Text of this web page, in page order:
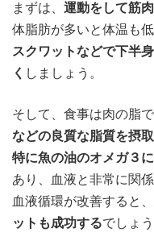
まずは、 運動をして筋
体脂肪が多いと体温も
スクワットなどで下半
く しましょう。
そして、食事は肉の脂で
などの良質な脂質を摂取
特に魚の油のオメガ３
あり、血液と非常に関
血液循環が改善すると、
ットも成功するでしょう